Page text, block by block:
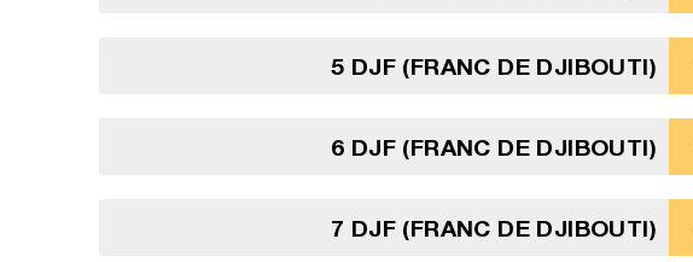
5 DJF (FRANC DE DJIBOUTI)
6 DJF (FRANC DE DJIBOUTI)
7 DJF (FRANC DE DJIBOUTI)